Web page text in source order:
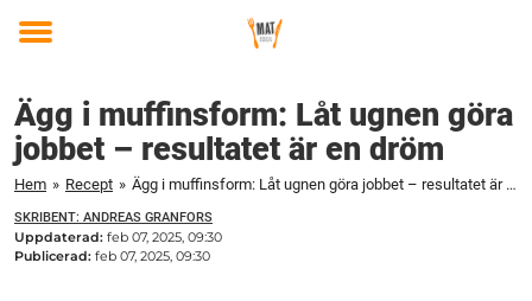
Toggle
Ägg i muffinsform: Låt ugnen göra
jobbet – resultatet är en dröm
Hem » Recept » Ägg i muffinsform: Låt ugnen göra jobbet – resultatet är en dröm
SKRIBENT: ANDREAS GRANFORS
Uppdaterad: feb 07, 2025, 09:30
Publicerad: feb 07, 2025, 09:30